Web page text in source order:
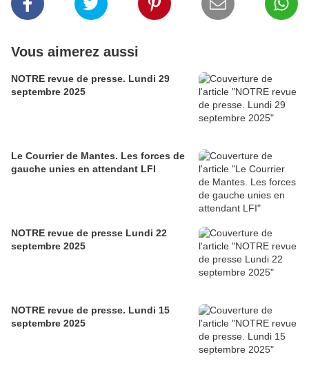
Vous aimerez aussi
NOTRE revue de presse. Lundi 29
septembre 2025
Le Courrier de Mantes. Les forces de
gauche unies en attendant LFI
NOTRE revue de presse Lundi 22
septembre 2025
NOTRE revue de presse. Lundi 15
septembre 2025